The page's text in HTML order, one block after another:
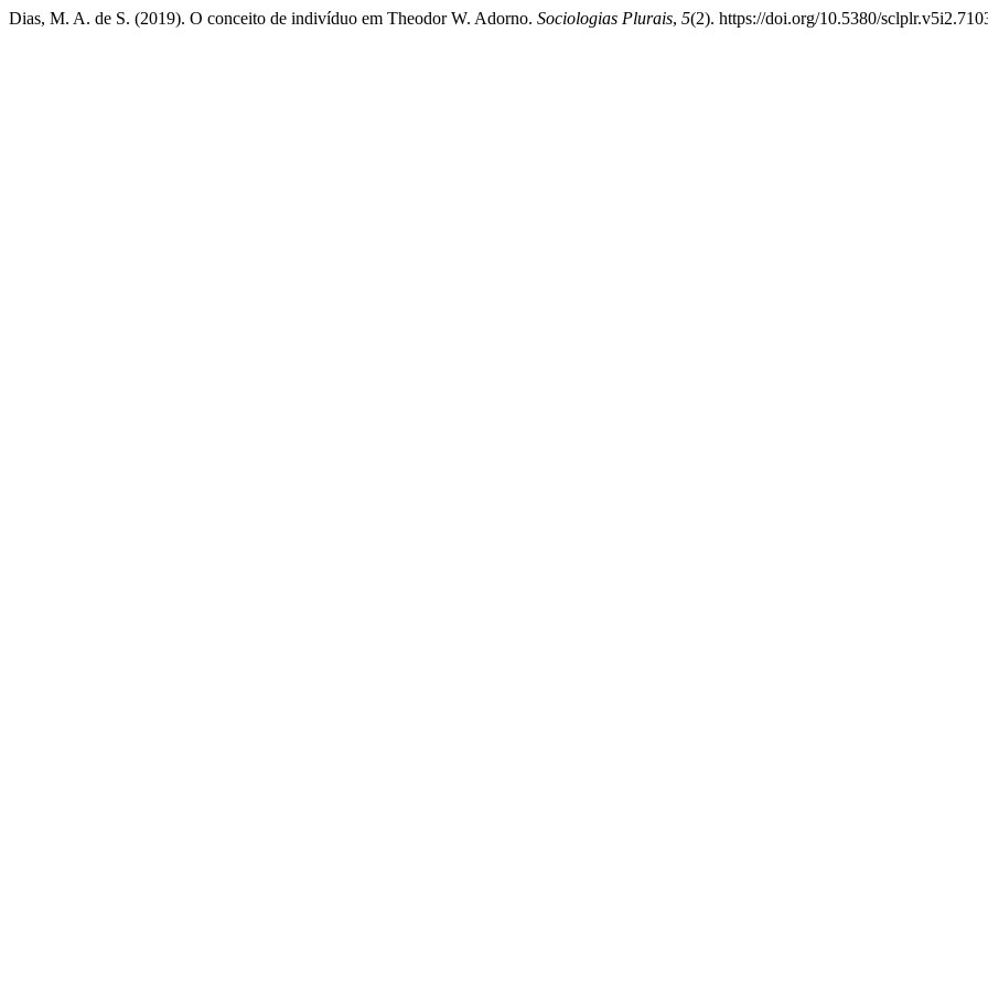
Dias, M. A. de S. (2019). O conceito de indivíduo em Theodor W. Adorno. Sociologias Plurais, 5(2). https://doi.org/10.5380/